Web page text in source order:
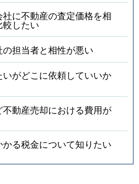
に不動産の査定価格を相
較したい
担当者と相性が悪い
がどこに依頼していいか
動産売却における費用が
る税金について知りたい